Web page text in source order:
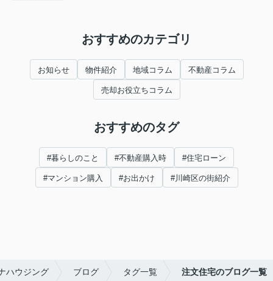
おすすめのカテゴリ
お知らせ 物件紹介 地域コラム 不動産コラム
売却お役立ちコラム
おすすめのタグ
#暮らしのこと #不動産購入時 #住宅ローン
#マンション購入 #お出かけ #川崎区の街紹介
ハウジング ブログ タグ一覧 注文住宅のブログ一覧